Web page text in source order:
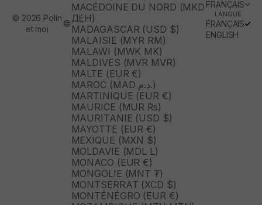
MACÉDOINE DU NORD (MKD
ДЕН)
MADAGASCAR (USD $)
MALAISIE (MYR RM)
MALAWI (MWK MK)
MALDIVES (MVR MVR)
MALTE (EUR €)
MAROC (MAD د.م.)
MARTINIQUE (EUR €)
MAURICE (MUR ₨)
MAURITANIE (USD $)
MAYOTTE (EUR €)
MEXIQUE (MXN $)
MOLDAVIE (MDL L)
MONACO (EUR €)
MONGOLIE (MNT ₮)
MONTSERRAT (XCD $)
MONTÉNÉGRO (EUR €)
FRANÇAIS
LANGUE
FRANÇAIS
ENGLISH
© 2026 Polín
et moi